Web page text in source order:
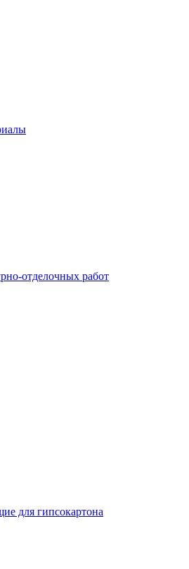
отделочных работ
для гипсокартона